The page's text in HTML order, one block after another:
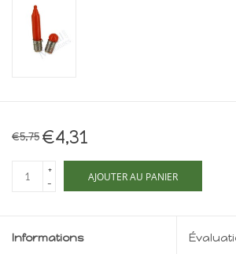
Maison de souris
miniature - The Mouse
€5,75 €4,31
+
-
AJOUTER AU PANIER
Informations